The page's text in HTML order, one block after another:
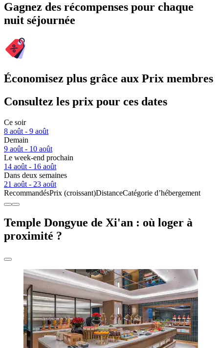
Gagnez des récompenses pour chaque
nuit séjournée
Économisez plus grâce aux Prix membres
Consultez les prix pour ces dates
Ce soir
8 août - 9 août
Demain
9 août - 10 août
Le week-end prochain
14 août - 16 août
Dans deux semaines
21 août - 23 août
RecommandésPrix (croissant)DistanceCatégorie d’hébergement
Temple Dongyue de Xi'an : où loger à
proximité ?